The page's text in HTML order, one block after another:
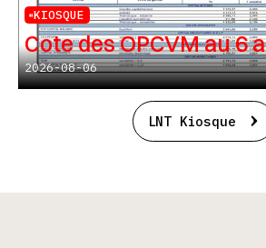
KIOSQUE
Cote des OPCVM au 6
2026-08-06
LNT Kiosque